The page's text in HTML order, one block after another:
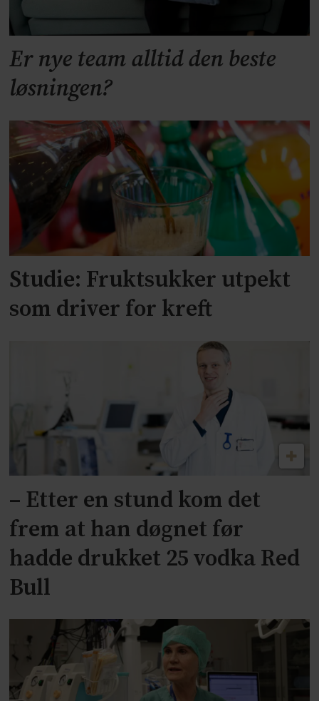
Er nye team alltid den beste
løsningen?
Studie: Fruktsukker utpekt
som driver for kreft
– Etter en stund kom det
frem at han døgnet før
hadde drukket 25 vodka Red
Bull